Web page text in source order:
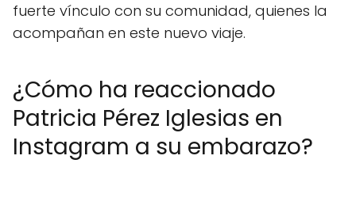
fuerte vínculo con su comunidad, quienes la
acompañan en este nuevo viaje.
¿Cómo ha reaccionado
Patricia Pérez Iglesias en
Instagram a su embarazo?